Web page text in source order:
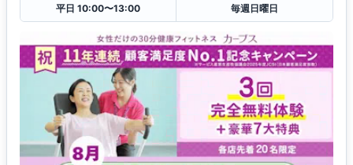
平日 10:00〜13:00
毎週日曜日